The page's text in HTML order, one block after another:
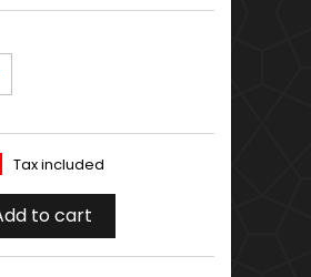
Tax included
to cart